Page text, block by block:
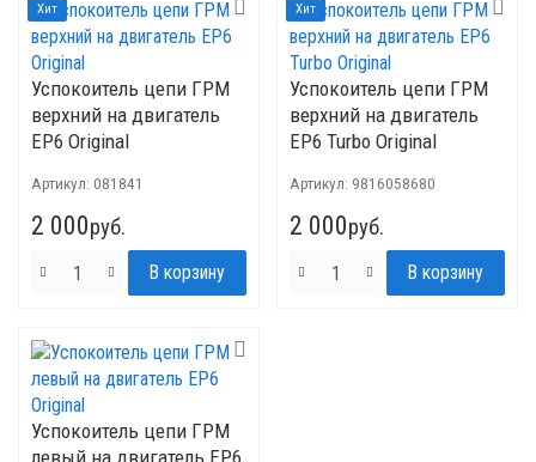
Хит
Успокоитель цепи ГРМ
верхний на двигатель
EP6 Original
Артикул: 081841
2 000руб.
Хит
Успокоитель цепи ГРМ
верхний на двигатель
ЕР6 Turbo Original
Артикул: 9816058680
2 000руб.
Успокоитель цепи ГРМ
левый на двигатель EP6